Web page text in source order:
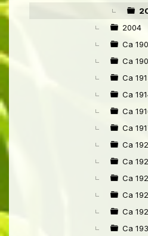
2004
Ca
Ca
Ca
Ca
Ca
Ca
Ca
Ca
Ca
Ca
Ca
Ca